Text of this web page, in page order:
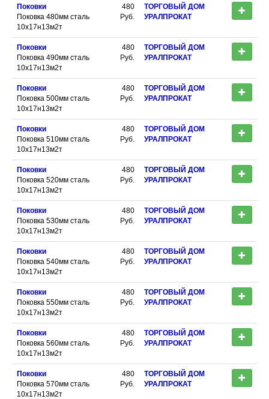
Поковки
Поковка 480мм сталь
10х17н13м2т
480
Руб.
ТОРГОВЫЙ ДОМ
УРАЛПРОКАТ
Поковки
Поковка 490мм сталь
10х17н13м2т
480
Руб.
ТОРГОВЫЙ ДОМ
УРАЛПРОКАТ
Поковки
Поковка 500мм сталь
10х17н13м2т
480
Руб.
ТОРГОВЫЙ ДОМ
УРАЛПРОКАТ
Поковки
Поковка 510мм сталь
10х17н13м2т
480
Руб.
ТОРГОВЫЙ ДОМ
УРАЛПРОКАТ
Поковки
Поковка 520мм сталь
10х17н13м2т
480
Руб.
ТОРГОВЫЙ ДОМ
УРАЛПРОКАТ
Поковки
Поковка 530мм сталь
10х17н13м2т
480
Руб.
ТОРГОВЫЙ ДОМ
УРАЛПРОКАТ
Поковки
Поковка 540мм сталь
10х17н13м2т
480
Руб.
ТОРГОВЫЙ ДОМ
УРАЛПРОКАТ
Поковки
Поковка 550мм сталь
10х17н13м2т
480
Руб.
ТОРГОВЫЙ ДОМ
УРАЛПРОКАТ
Поковки
Поковка 560мм сталь
10х17н13м2т
480
Руб.
ТОРГОВЫЙ ДОМ
УРАЛПРОКАТ
Поковки
Поковка 570мм сталь
10х17н13м2т
480
Руб.
ТОРГОВЫЙ ДОМ
УРАЛПРОКАТ